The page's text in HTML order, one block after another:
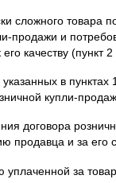
сложного товара
продажи и
качеству (пункт 2
в пунктах
купли-
договора
продавца и за его
уплаченной за